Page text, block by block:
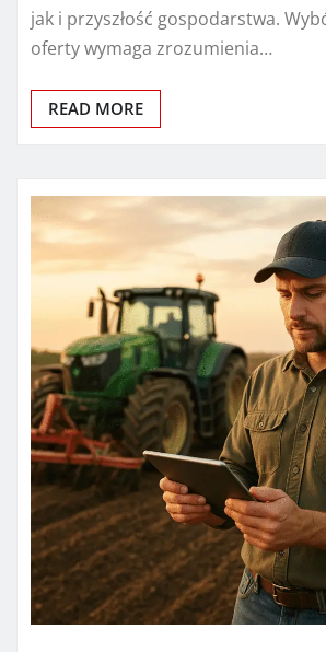
jak i przyszłość gospodarstwa.
oferty wymaga zrozumienia…
READ MORE